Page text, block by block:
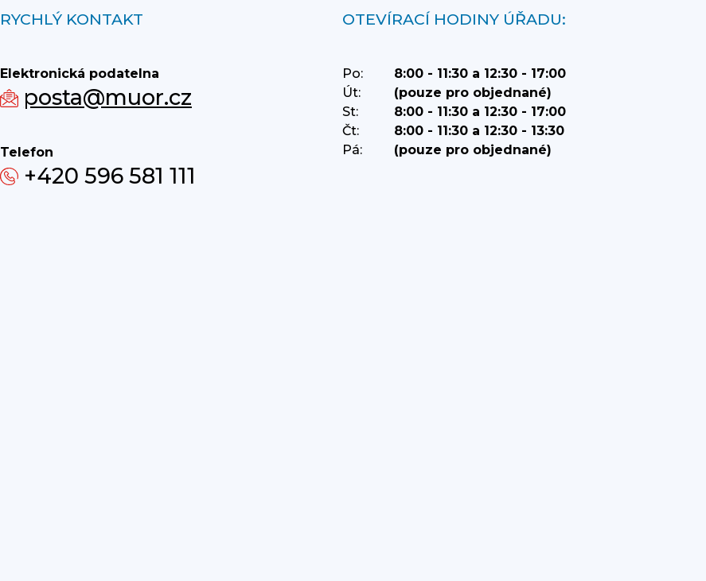
RYCHLÝ KONTAKT
Elektronická podatelna
posta@muor.cz
Telefon
+420 596 581 111
OTEVÍRACÍ HODINY ÚŘADU:
Po:
8:00 - 11:30 a 12:30 - 17:00
Út:
(pouze pro objednané)
St:
8:00 - 11:30 a 12:30 - 17:00
Čt:
8:00 - 11:30 a 12:30 - 13:30
Pá:
(pouze pro objednané)